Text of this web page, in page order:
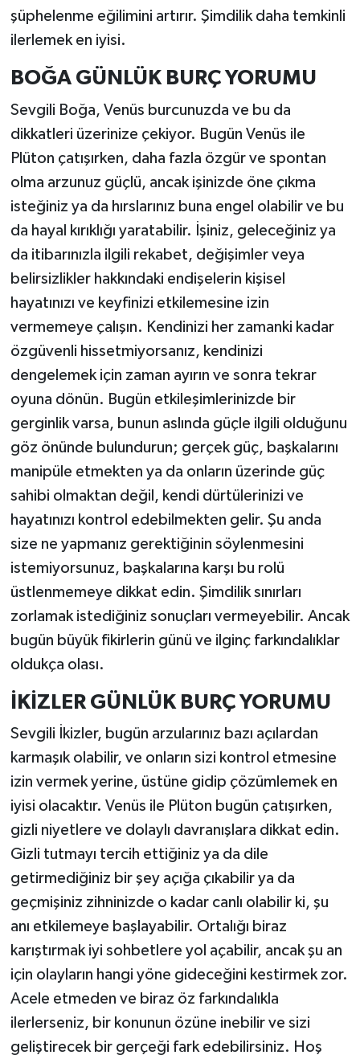
şüphelenme eğilimini artırır. Şimdilik daha temkinli
ilerlemek en iyisi.
BOĞA GÜNLÜK BURÇ YORUMU
Sevgili Boğa, Venüs burcunuzda ve bu da
dikkatleri üzerinize çekiyor. Bugün Venüs ile
Plüton çatışırken, daha fazla özgür ve spontan
olma arzunuz güçlü, ancak işinizde öne çıkma
isteğiniz ya da hırslarınız buna engel olabilir ve bu
da hayal kırıklığı yaratabilir. İşiniz, geleceğiniz ya
da itibarınızla ilgili rekabet, değişimler veya
belirsizlikler hakkındaki endişelerin kişisel
hayatınızı ve keyfinizi etkilemesine izin
vermemeye çalışın. Kendinizi her zamanki kadar
özgüvenli hissetmiyorsanız, kendinizi
dengelemek için zaman ayırın ve sonra tekrar
oyuna dönün. Bugün etkileşimlerinizde bir
gerginlik varsa, bunun aslında güçle ilgili olduğunu
göz önünde bulundurun; gerçek güç, başkalarını
manipüle etmekten ya da onların üzerinde güç
sahibi olmaktan değil, kendi dürtülerinizi ve
hayatınızı kontrol edebilmekten gelir. Şu anda
size ne yapmanız gerektiğinin söylenmesini
istemiyorsunuz, başkalarına karşı bu rolü
üstlenmemeye dikkat edin. Şimdilik sınırları
zorlamak istediğiniz sonuçları vermeyebilir. Ancak
bugün büyük fikirlerin günü ve ilginç farkındalıklar
oldukça olası.
İKİZLER GÜNLÜK BURÇ YORUMU
Sevgili İkizler, bugün arzularınız bazı açılardan
karmaşık olabilir, ve onların sizi kontrol etmesine
izin vermek yerine, üstüne gidip çözümlemek en
iyisi olacaktır. Venüs ile Plüton bugün çatışırken,
gizli niyetlere ve dolaylı davranışlara dikkat edin.
Gizli tutmayı tercih ettiğiniz ya da dile
getirmediğiniz bir şey açığa çıkabilir ya da
geçmişiniz zihninizde o kadar canlı olabilir ki, şu
anı etkilemeye başlayabilir. Ortalığı biraz
karıştırmak iyi sohbetlere yol açabilir, ancak şu an
için olayların hangi yöne gideceğini kestirmek zor.
Acele etmeden ve biraz öz farkındalıkla
ilerlerseniz, bir konunun özüne inebilir ve sizi
geliştirecek bir gerçeği fark edebilirsiniz. Hoş